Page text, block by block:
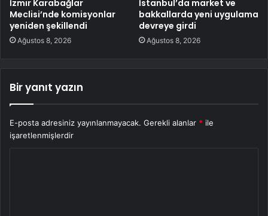
İzmir Karabağlar
Meclisi’nde komisyonlar
yeniden şekillendi
Ağustos 8, 2026
İstanbul’da market ve
bakkallarda yeni uygulama
devreye girdi
Ağustos 8, 2026
Bir yanıt yazın
E-posta adresiniz yayınlanmayacak. Gerekli alanlar * ile
işaretlenmişlerdir